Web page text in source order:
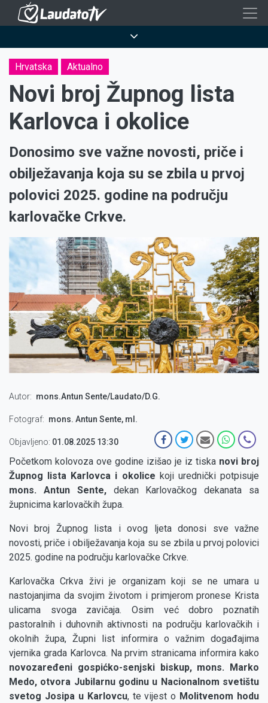
Skoči
sadržaj
Hrvatska Aktualno
Novi broj Župnog lista
Karlovca i okolice
Donosimo sve važne novosti, priče i
obilježavanja koja su se zbila u prvoj
polovici 2025. godine na području
karlovačke Crkve.
Autor mons.Antun Sente/Laudato/D.G.
Fotograf mons. Antun Sente, ml.
Objavljeno: 01.08.2025 13:30
Početkom kolovoza ove godine izišao je iz tiska novi broj
Župnog lista Karlovca i okolice koji urednički potpisuje
mons. Antun Sente,dekan Karlovačkog dekanata sa
župnicima karlovačkih župa.
Novi broj Župnog lista i ovog ljeta donosi sve važne
novosti, priče i obilježavanja koja su se zbila u prvoj polovici
2025. godine na području karlovačke Crkve.
Karlovačka Crkva živi je organizam koji se ne umara u
nastojanjima da svojim životom i primjerom pronese Krista
ulicama svoga zavičaja. Osim već dobro poznatih
pastoralnih i duhovnih aktivnosti na području karlovačkih i
okolnih župa, Župni list informira o važnim događajima
vjernika grada Karlovca. Na prvim stranicama informira kako
novozaređeni gospićko-senjski biskup, mons. Marko
Medo, otvora Jubilarnu godinu u Nacionalnom svetištu
svetog Josipa u Karlovcu, te vijest o Molitvenom hodu